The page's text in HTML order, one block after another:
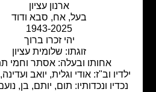
ארנון עציון
בעל, אח, סבא ודוד
1943-2025
יהי זכרו ברוך
זוגתו: שלומית עציון
אחותו ובעלה: אסתר וחמי תמרי
וב"ז: אודי וגלית, יואב ועדינה, גילי וניר
ונכדותיו: תום, יותם, בן, נועם, דניאל